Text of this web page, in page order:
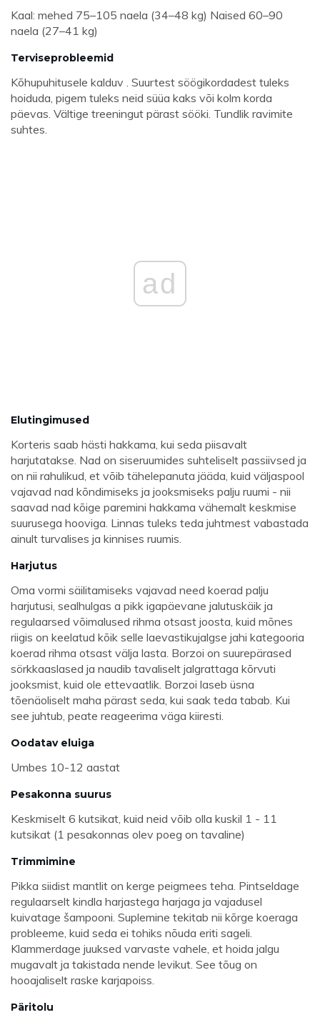
Kaal: mehed 75–105 naela (34–48 kg) Naised 60–90
naela (27–41 kg)
Terviseprobleemid
Kõhupuhitusele kalduv . Suurtest söögikordadest tuleks
hoiduda, pigem tuleks neid süüa kaks või kolm korda
päevas. Vältige treeningut pärast sööki. Tundlik ravimite
suhtes.
ad
Elutingimused
Korteris saab hästi hakkama, kui seda piisavalt
harjutatakse. Nad on siseruumides suhteliselt passiivsed ja
on nii rahulikud, et võib tähelepanuta jääda, kuid väljaspool
vajavad nad kõndimiseks ja jooksmiseks palju ruumi - nii
saavad nad kõige paremini hakkama vähemalt keskmise
suurusega hooviga. Linnas tuleks teda juhtmest vabastada
ainult turvalises ja kinnises ruumis.
Harjutus
Oma vormi säilitamiseks vajavad need koerad palju
harjutusi, sealhulgas a pikk igapäevane jalutuskäik ja
regulaarsed võimalused rihma otsast joosta, kuid mõnes
riigis on keelatud kõik selle laevastikujalgse jahi kategooria
koerad rihma otsast välja lasta. Borzoi on suurepärased
sörkkaaslased ja naudib tavaliselt jalgrattaga kõrvuti
jooksmist, kuid ole ettevaatlik. Borzoi laseb üsna
tõenäoliselt maha pärast seda, kui saak teda tabab. Kui
see juhtub, peate reageerima väga kiiresti.
Oodatav eluiga
Umbes 10-12 aastat
Pesakonna suurus
Keskmiselt 6 kutsikat, kuid neid võib olla kuskil 1 - 11
kutsikat (1 pesakonnas olev poeg on tavaline)
Trimmimine
Pikka siidist mantlit on kerge peigmees teha. Pintseldage
regulaarselt kindla harjastega harjaga ja vajadusel
kuivatage šampooni. Suplemine tekitab nii kõrge koeraga
probleeme, kuid seda ei tohiks nõuda eriti sageli.
Klammerdage juuksed varvaste vahele, et hoida jalgu
mugavalt ja takistada nende levikut. See tõug on
hooajaliselt raske karjapoiss.
Päritolu